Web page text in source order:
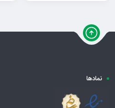
نمادها